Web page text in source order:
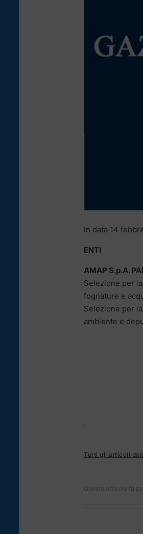
In data 14
ENTI
AMAP S.p.A.
Selezione per
fognature e
Selezione per
ambiente e
.
Tutti gli articoli
Questo articolo fa